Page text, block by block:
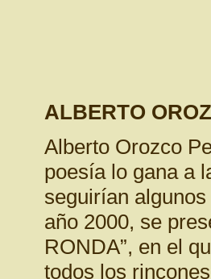
ALBERTO
Alberto Orozco
poesía lo gana a
seguirían
año 2000, se
RONDA”, en el
todos los